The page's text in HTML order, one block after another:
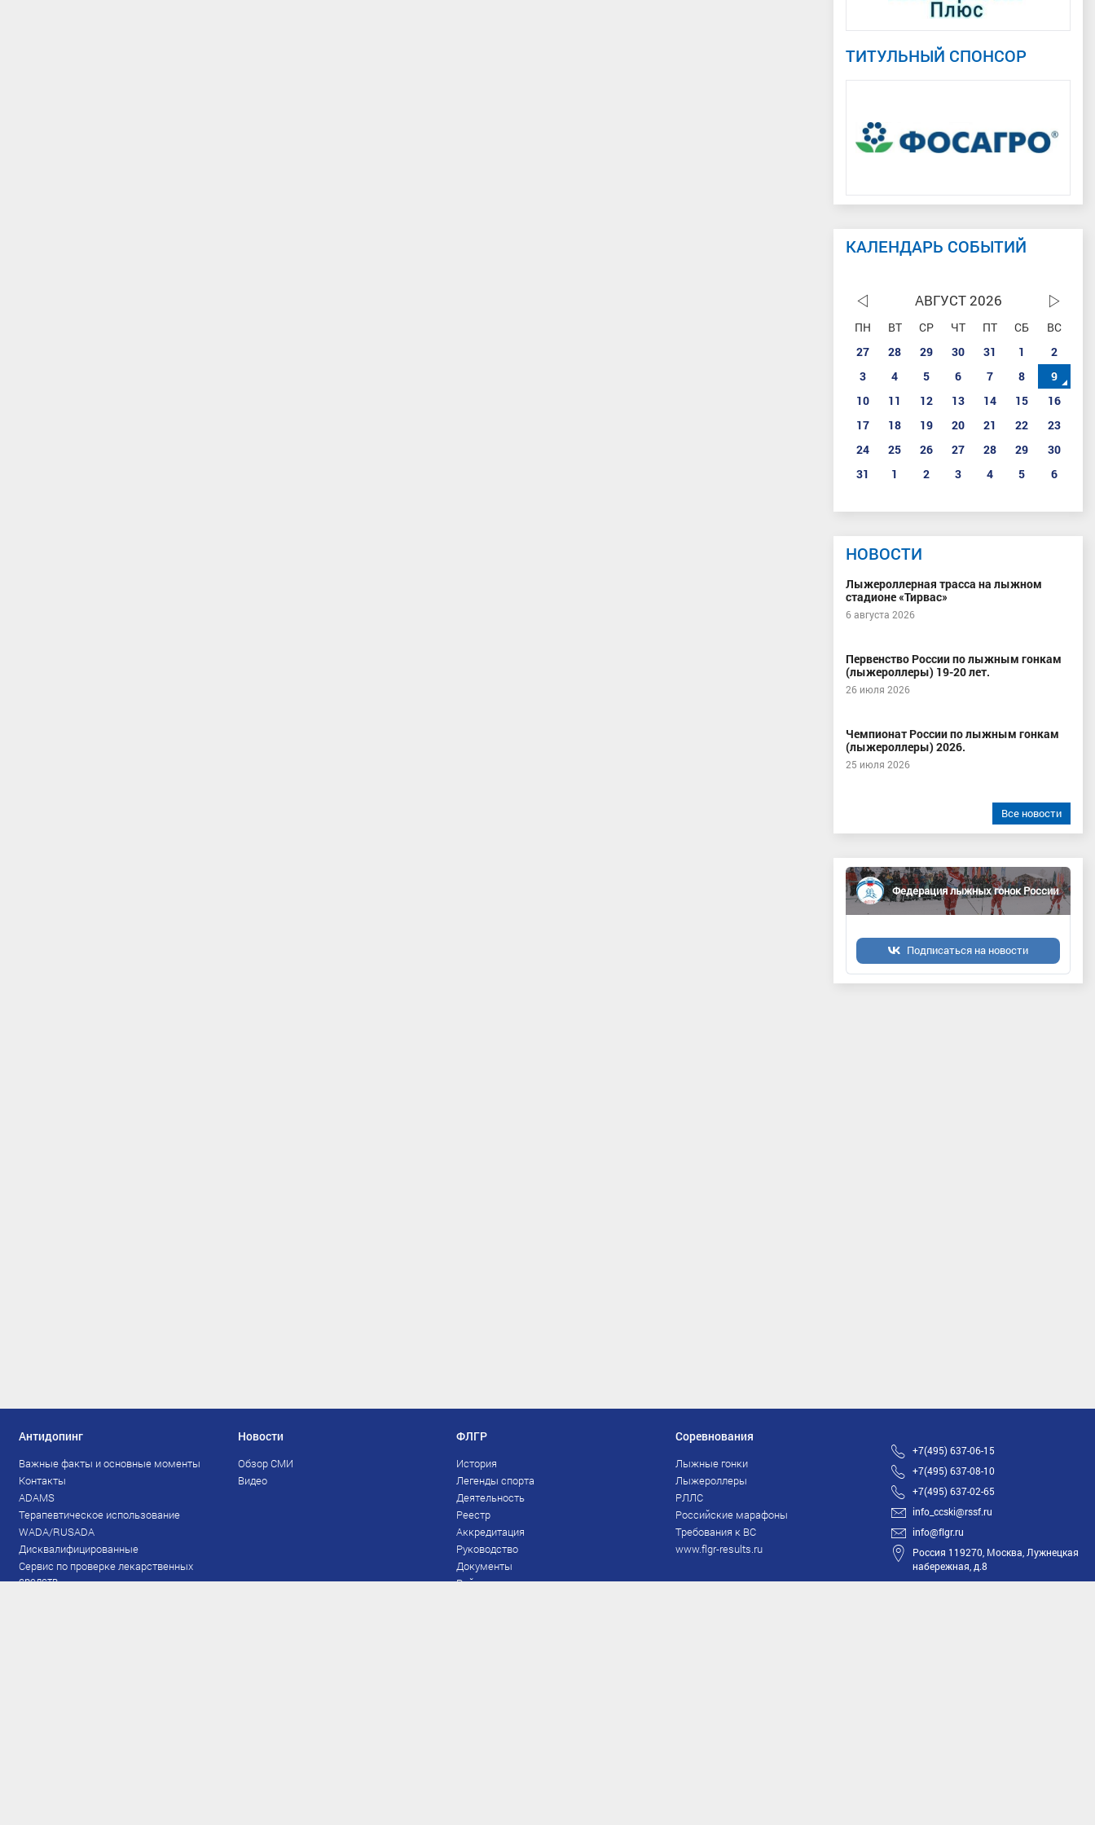
ТИТУЛЬНЫЙ СПОНСОР
КАЛЕНДАРЬ СОБЫТИЙ
АВГУСТ 2026
ПН ВТ СР ЧТ ПТ СБ
ВС
27
28 29 30 31 1
2
3
4 5 6 7 8
9
10
11 12 13 14 15
16
17
18 19 20 21 22
23
24
25 26 27 28 29
30
31
1 2 3 4 5 6
НОВОСТИ
Лыжероллерная трасса на лыжном
стадионе «Тирвас»
6 августа 2026
Первенство России по лыжным гонкам
(лыжероллеры) 19-20 лет.
26 июля 2026
Чемпионат России по лыжным гонкам
(лыжероллеры) 2026.
25 июля 2026
Все новости
Федерация лыжных гонок России
Подписаться на новости
Антидопинг
Важные факты и основные моменты
Контакты
ADAMS
Терапевтическое использование
WADA/RUSADA
Дисквалифицированные
Сервис по проверке лекарственных
средств
Новости
Обзор СМИ
Видео
ФЛГР
История
Легенды спорта
Деятельность
Реестр
Аккредитация
Руководство
Документы
Рейтинг
Соревнования
Лыжные гонки
Лыжероллеры
РЛЛС
Российские марафоны
Требования к ВС
www.flgr-results.ru
+7(495) 637-06-15
+7(495) 637-08-10
+7(495) 637-02-65
info_ccski@rssf.ru
info@flgr.ru
Россия 119270, Москва, Лужнецкая
набережная, д.8